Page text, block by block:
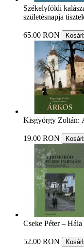
Székelyföldi
születésnapja
65.00 RON
Kisgyörgy Zoltán:
19.00 RON
Cseke Péter –
52.00 RON